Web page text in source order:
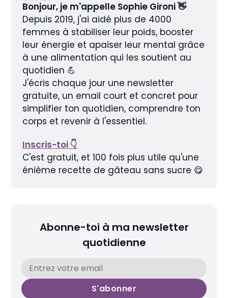
Bonjour, je m'appelle Sophie Gironi 👋
Depuis 2019, j'ai aidé plus de 4000
femmes à stabiliser leur poids, booster
leur énergie et apaiser leur mental grâce
à une alimentation qui les soutient au
quotidien 💪
J'écris chaque jour une newsletter
gratuite, un email court et concret pour
simplifier ton quotidien, comprendre ton
corps et revenir à l'essentiel.
Inscris-toi 👇
C'est gratuit, et 100 fois plus utile qu'une
énième recette de gâteau sans sucre 😋
Abonne-toi à ma newsletter
quotidienne
S'abonner